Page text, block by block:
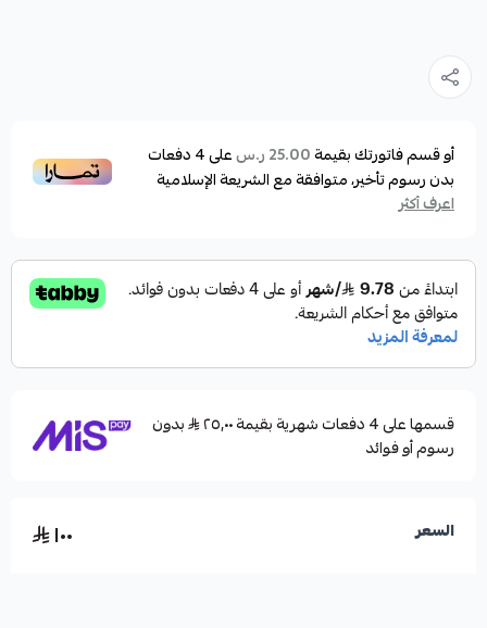
أو قسم فاتورتك بقيمة25.00 ر.س على4دفعات
بدون رسوم تأخير، متوافقة مع الشريعة الإسلامية
اعرف أكثر
قسمها على 4 دفعات شهرية بقيمة ٢٥٫٠٠
بدون
رسوم أو فوائد
السعر ١٠٠